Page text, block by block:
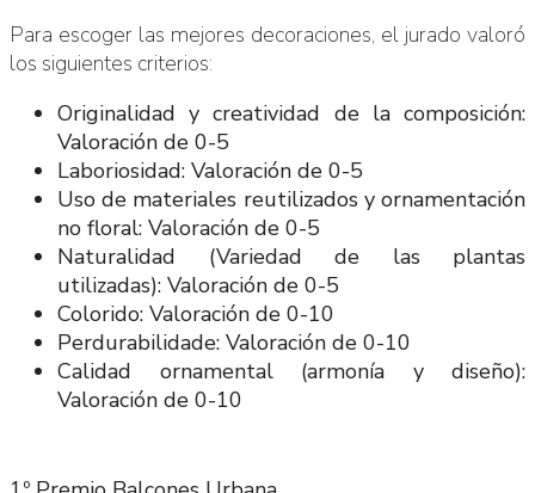
Para escoger las mejores decoraciones, el jurado valoró
los siguientes criterios:
Originalidad y creatividad de la composición:
Valoración de 0-5
Laboriosidad: Valoración de 0-5
Uso de materiales reutilizados y ornamentación
no floral: Valoración de 0-5
Naturalidad (Variedad de las plantas
utilizadas): Valoración de 0-5
Colorido: Valoración de 0-10
Perdurabilidade: Valoración de 0-10
Calidad ornamental (armonía y diseño):
Valoración de 0-10